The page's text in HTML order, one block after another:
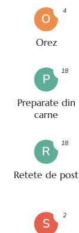
O
Orez
4
P
Preparate din
carne
18
R
Retete de post
18
S
2